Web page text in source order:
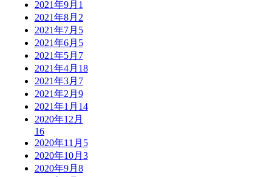
2021年9月 1
2021年8月 2
2021年7月 5
2021年6月 5
2021年5月 7
2021年4月 18
2021年3月 7
2021年2月 9
2021年1月 14
2020年12月
16
2020年11月 5
2020年10月 3
2020年9月 8